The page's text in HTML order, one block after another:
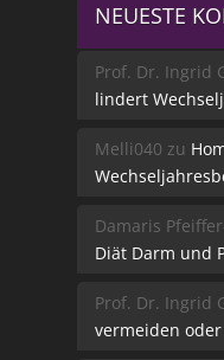
NEUESTE
Prof. Dr. Ingrid
lindert
Melli040 zu
Damaris
Diät Darm und
Prof. Dr. Ingrid
vermeiden